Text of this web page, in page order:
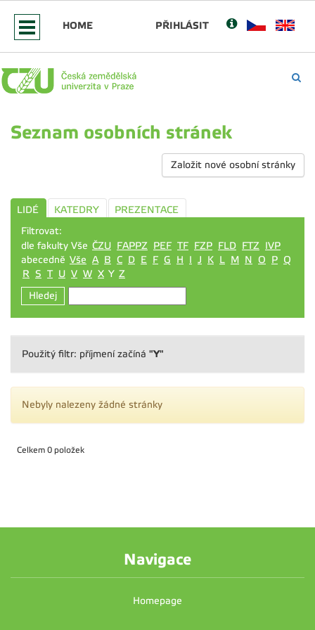
HOME PŘIHLÁSIT
Seznam osobních stránek
Založit nové osobní stránky
LIDÉ KATEDRY
PREZENTACE
Filtrovat:
dle fakulty Vše ČZU FAPPZ PEF TF FZP FLD FTZ IVP
abecedně Vše A B C D E F G H I J K L M N O P Q
R S T U V W X Y Z
Hledej
Použitý filtr: příjmení začíná "Y"
Nebyly nalezeny žádné stránky
Celkem 0 položek
Navigace
Homepage